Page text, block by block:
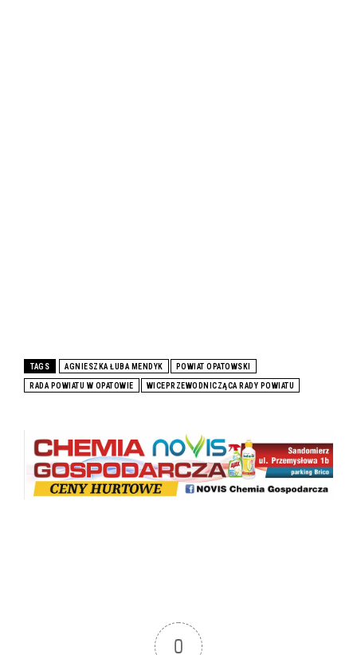
TAGS AGNIESZKA ŁUBA MENDYK POWIAT OPATOWSKI
RADA POWIATU W OPATOWIE WICEPRZEWODNICZĄCA RADY POWIATU
0